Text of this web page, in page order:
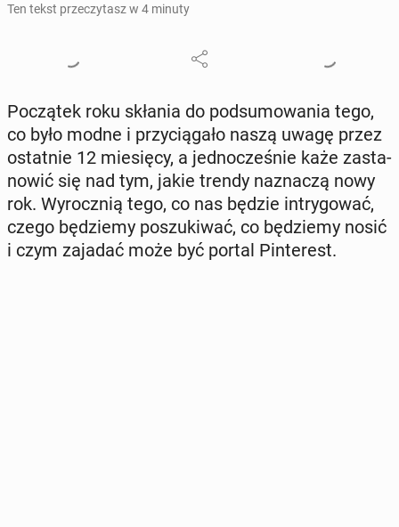
Ten tekst przeczytasz w 4 minuty
Po­czą­tek roku skłania do pod­su­mo­wa­nia tego,
co było modne i przy­cią­ga­ło naszą uwagę przez
ostat­nie 12 mie­się­cy, a jed­no­cze­śnie każe za­sta­
no­wić się nad tym, jakie trendy na­zna­czą nowy
rok. Wy­rocz­nią tego, co nas będzie in­try­go­wać,
czego bę­dzie­my po­szu­ki­wać, co bę­dzie­my nosić
i czym zajadać może być portal Pin­te­rest.